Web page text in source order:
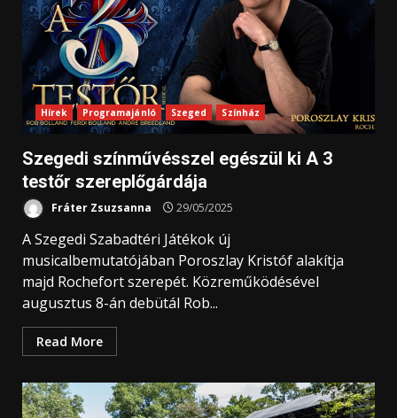
Hírek Programajánló Szeged Színház
Szegedi színművésszel egészül ki A 3
testőr szereplőgárdája
Fráter Zsuzsanna 29/05/2025
A Szegedi Szabadtéri Játékok új
musicalbemutatójában Poroszlay Kristóf alakítja
majd Rochefort szerepét. Közreműködésével
augusztus 8-án debütál Rob...
Read More